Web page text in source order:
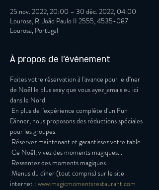
25 nov. 2022, 20:00 – 30 déc. 2022, 04:00
Lourosa, R. João Paulo II 2555, 4535-087
Lourosa, Portugal
À propos de l'événement
Faites votre réservation à l'avance pour le dîner
de Noël le plus sexy que vous ayez jamais eu ici
dans le Nord
Dinner, nous proposons des réductions spéciales
pour les groupes.
Réservez maintenant et garantissez votre table
Ce Noël, vivez des moments magiques...
Ressentez des moments magiques
internet : www.magicmomentsrestaurant.com